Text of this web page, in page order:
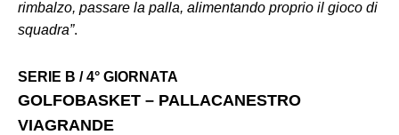
rimbalzo, passare la palla, alimentando proprio il gioco di
squadra”.
SERIE B / 4° GIORNATA
GOLFOBASKET – PALLACANESTRO
VIAGRANDE